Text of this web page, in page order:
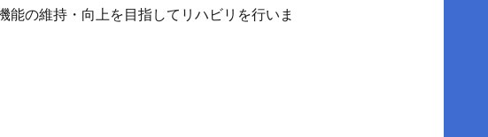
の維持・向上を目指してリハビリを行いま